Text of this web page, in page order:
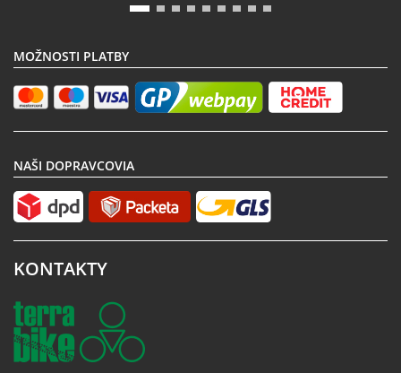
MOŽNOSTI PLATBY
NAŠI DOPRAVCOVIA
KONTAKTY